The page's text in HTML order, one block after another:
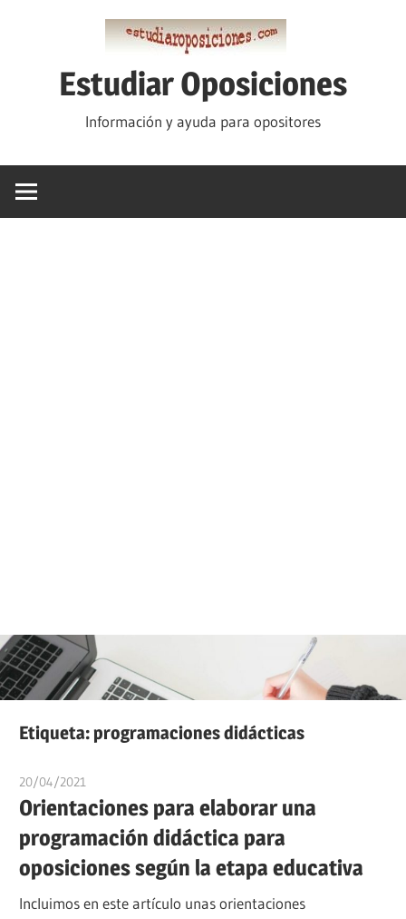
Estudiar Oposiciones
Información y ayuda para opositores
Etiqueta:programaciones didácticas
20/04/2021
Orientaciones para elaborar una
programación didáctica para
oposiciones según la etapa educativa
Incluimos en este artículo unas orientaciones